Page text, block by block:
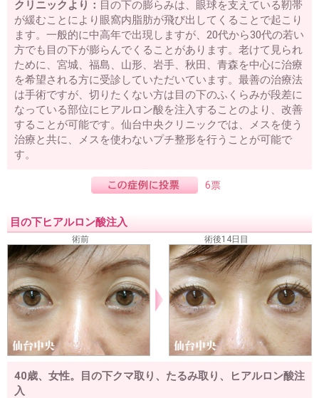
クリニックより： 目の下の膨らみは、眼球を支えている靭帯
が緩むことにより眼窩内脂肪が飛び出してくることで起こり
ます。一般的に中高年で出現しますが、20代から30代の若い
方でも目の下が膨らんでくることがあります。老けて見られ
ために、宮城、福島、山形、岩手、秋田、青森を中心に治療
を希望される方に受診していただいています。最善の治療法
は手術ですが、切りたくない方は目の下のふくらみが段差に
なっている部位にヒアルロン酸を注入することのより、改善
することが可能です。仙台中央クリニックでは、メスを使う
治療と共に、メスを使わないプチ整形を行うことが可能で
す。
6票
目の下ヒアルロン酸注入
術前 術後14日目
40歳、女性。目の下クマ取り、たるみ取り、ヒアルロン酸注
入